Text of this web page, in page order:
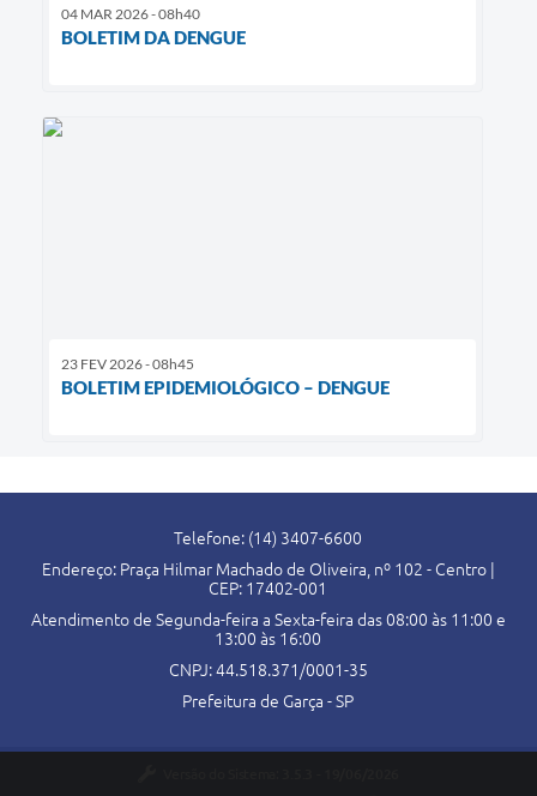
04 MAR 2026 - 08h40
BOLETIM DA DENGUE
23 FEV 2026 - 08h45
BOLETIM EPIDEMIOLÓGICO – DENGUE
Telefone: (14) 3407-6600
Endereço: Praça Hilmar Machado de Oliveira, nº 102 - Centro |
CEP: 17402-001
Atendimento de Segunda-feira a Sexta-feira das 08:00 às 11:00 e
13:00 às 16:00
CNPJ: 44.518.371/0001-35
Prefeitura de Garça - SP